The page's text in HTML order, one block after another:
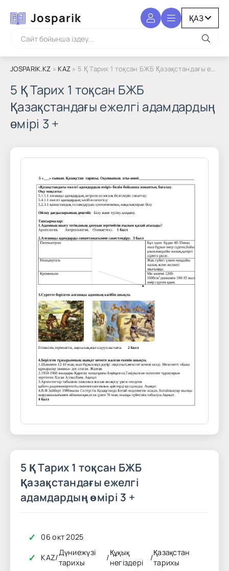
Josparik
JOSPARIK.KZ » KAZ » 5 Қ Тарих 1 тоқсан БЖБ Қазақстандағы ежелгі адамдардың өмірі 3 +
5 Қ Тарих 1 тоқсан БЖБ
Қазақстандағы ежелгі адамдардың
өмірі 3 +
5 Қ Тарих 1 тоқсан БЖБ
Қазақстандағы ежелгі
адамдардың өмірі 3 +
✓ 06 окт 2025
✓ KAZ/
Дүниежүзі
тарихы
/
Құқық
негіздері
/
Қазақстан
тарихы